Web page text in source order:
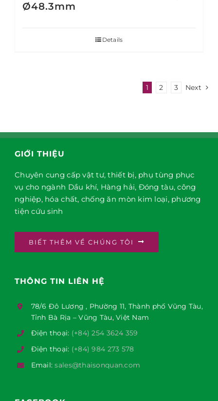
Ø48.3mm
Details
1 2 3 Next
GIỚI THIỆU
Chuyên cung cấp vật tư, thiết bị, phụ tùng phục
vụ cho ngành Dầu khí, Hàng hải, Đóng tàu, công
nghiệp, hóa chất, chống ăn mòn kim loại, phương
tiện cứu sinh
BIẾT THÊM VỀ CHÚNG TÔI
THÔNG TIN LIÊN HỆ
78/6 Đô Lương , Phường 11, Thành phố Vũng Tàu,
Tỉnh Bà Rịa – Vũng Tàu, Việt Nam
Điện thoại: (+84) 254 3624 359
Điện thoại: (+84) 984 273 578
Email:sales@thaisonquan.com